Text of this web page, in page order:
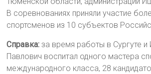
В соревнованиях приняли участие
спортсменов из 10 субъектов
Справка: за время работы в Сургуте
Павлович воспитал одного мастера
международного класса, 28